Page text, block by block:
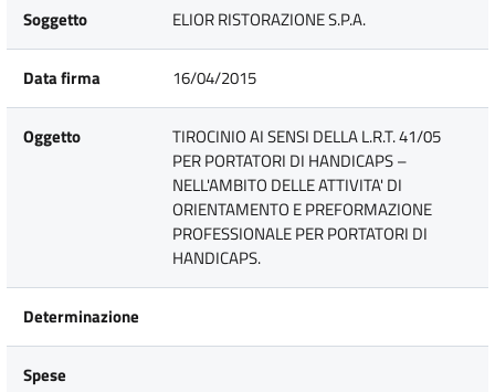
Soggetto ELIOR RISTORAZIONE S.P.A.
Data firma 16/04/2015
Oggetto
TIROCINIO AI SENSI DELLA L.R.T. 41/05
PER PORTATORI DI HANDICAPS –
NELL'AMBITO DELLE ATTIVITA' DI
ORIENTAMENTO E PREFORMAZIONE
PROFESSIONALE PER PORTATORI DI
HANDICAPS.
Determinazione
Spese